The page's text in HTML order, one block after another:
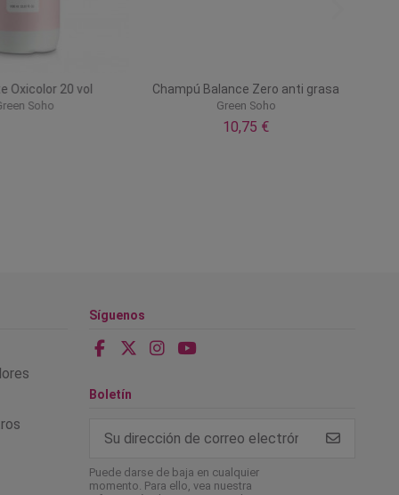
Oxicolor 20 vol
Soho
Champú Balance Zero anti grasa
Green Soho
10,75 €
Síguenos
Boletín
Puede darse de baja en cualquier
momento. Para ello, vea nuestra